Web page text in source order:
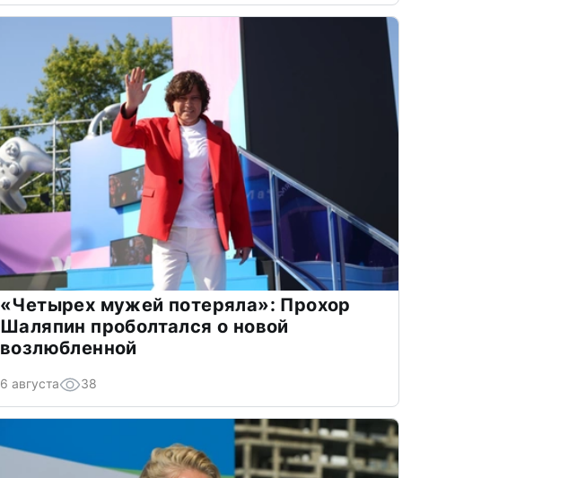
«Четырех мужей потеряла»: Прохор
Шаляпин проболтался о новой
возлюбленной
6 августа 38